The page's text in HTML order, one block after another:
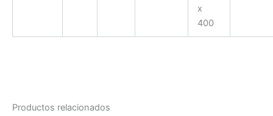
x
400
Productos relacionados